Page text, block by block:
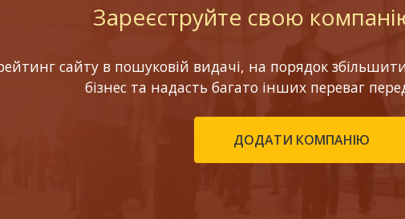
Зареєструйте свою
сайту в пошуковій видачі, на порядок збільшити
бізнес та надасть багато інших переваг
ДОДАТИ КОМПАНІЮ